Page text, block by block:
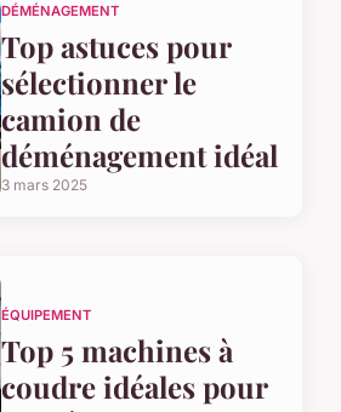
DÉMÉNAGEMENT
Top astuces pour
sélectionner le
camion de
déménagement idéal
3 mars 2025
ÉQUIPEMENT
Top 5 machines à
coudre idéales pour